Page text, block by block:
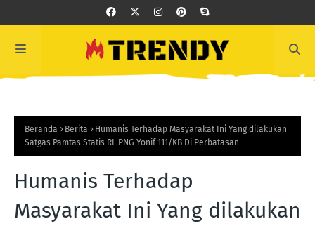
Beranda Berita
Humanis Terhadap Masyarakat Ini Yang dilakukan
Satgas Pamtas Statis RI-PNG Yonif 111/KB Di Perbatasan
Humanis Terhadap
Masyarakat Ini Yang dilakukan